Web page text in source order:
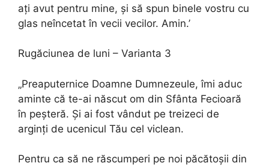
ați avut pentru mine, și să spun binele vostru cu
glas neîncetat în vecii vecilor. Amin.’
Rugăciunea de luni – Varianta 3
„Preaputernice Doamne Dumnezeule, îmi aduc
aminte că te-ai născut om din Sfânta Fecioară
în peșteră. Și ai fost vândut pe treizeci de
arginți de ucenicul Tău cel viclean.
Pentru ca să ne răscumperi pe noi păcătoșii din